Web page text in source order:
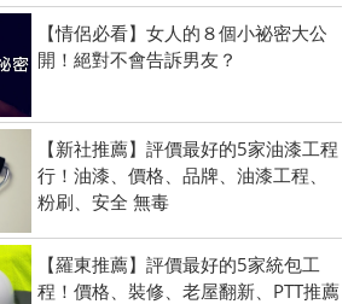
【情侶必看】女人的８個小祕密大公
開！絕對不會告訴男友？
【新社推薦】評價最好的5家油漆工程
行！油漆、價格、品牌、油漆工程、
粉刷、安全 無毒
【羅東推薦】評價最好的5家統包工
程！價格、裝修、老屋翻新、PTT推薦